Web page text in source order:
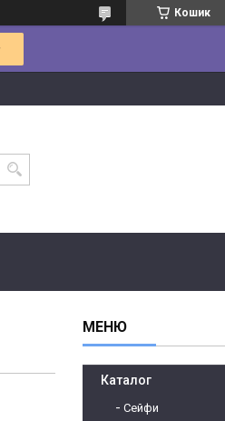
Кошик
Каталог
Сейфи